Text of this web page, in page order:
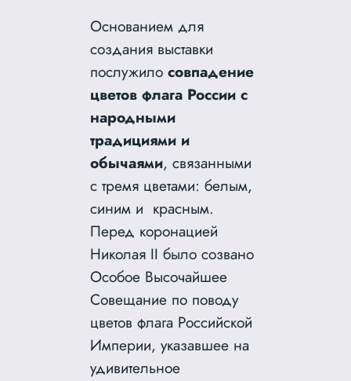
Основанием для
создания выставки
послужилосовпадение
цветов флага России с
народными
традициями и
обычаями, связанными
с тремя цветами: белым,
синим и красным.
Перед коронацией
Николая II было созвано
Особое Высочайшее
Совещание по поводу
цветов флага Российской
Империи, указавшее на
удивительное